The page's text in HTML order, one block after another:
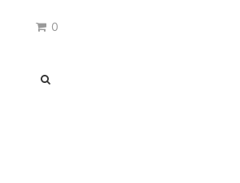
0